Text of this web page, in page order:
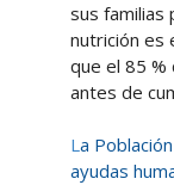
sus familias
nutrición es
que el 85 %
antes de
La
ayudas